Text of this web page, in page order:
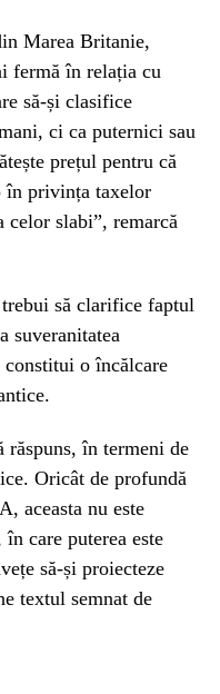
Marea Britanie,
fermă în relația cu
să-și clasifice
ci ca puternici sau
prețul pentru că
în privința taxelor
celor slabi”, remarcă
să clarifice faptul
suveranitatea
constitui o încălcare
răspuns, în termeni de
Oricât de profundă
aceasta nu este
care puterea este
să-și proiecteze
textul semnat de